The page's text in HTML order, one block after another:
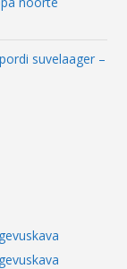
suvelaager –